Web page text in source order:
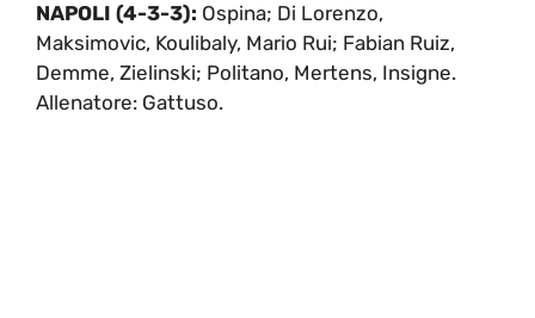
NAPOLI (4-3-3): Ospina; Di Lorenzo,
Maksimovic, Koulibaly, Mario Rui; Fabian Ruiz,
Demme, Zielinski; Politano, Mertens, Insigne.
Allenatore: Gattuso.